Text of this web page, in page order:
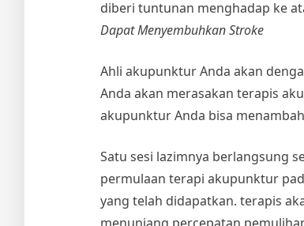
diberi tuntunan menghadap ke
Dapat Menyembuhkan Stroke
Ahli akupunktur Anda akan
Anda akan merasakan terapis
akupunktur Anda bisa
Satu sesi lazimnya berlangsung
permulaan terapi akupunktur
yang telah didapatkan. terapis